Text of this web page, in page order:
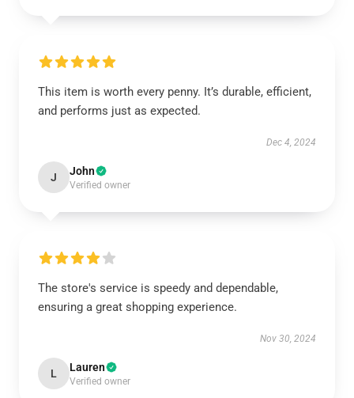
This item is worth every penny. It’s durable, efficient,
and performs just as expected.
Dec 4, 2024
J John
Verified owner
The store's service is speedy and dependable,
ensuring a great shopping experience.
Nov 30, 2024
L Lauren
Verified owner